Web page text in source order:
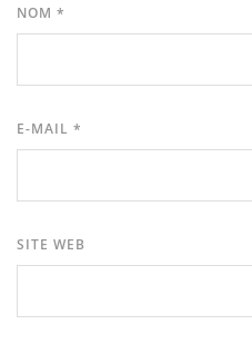
NOM *
E-MAIL *
SITE WEB